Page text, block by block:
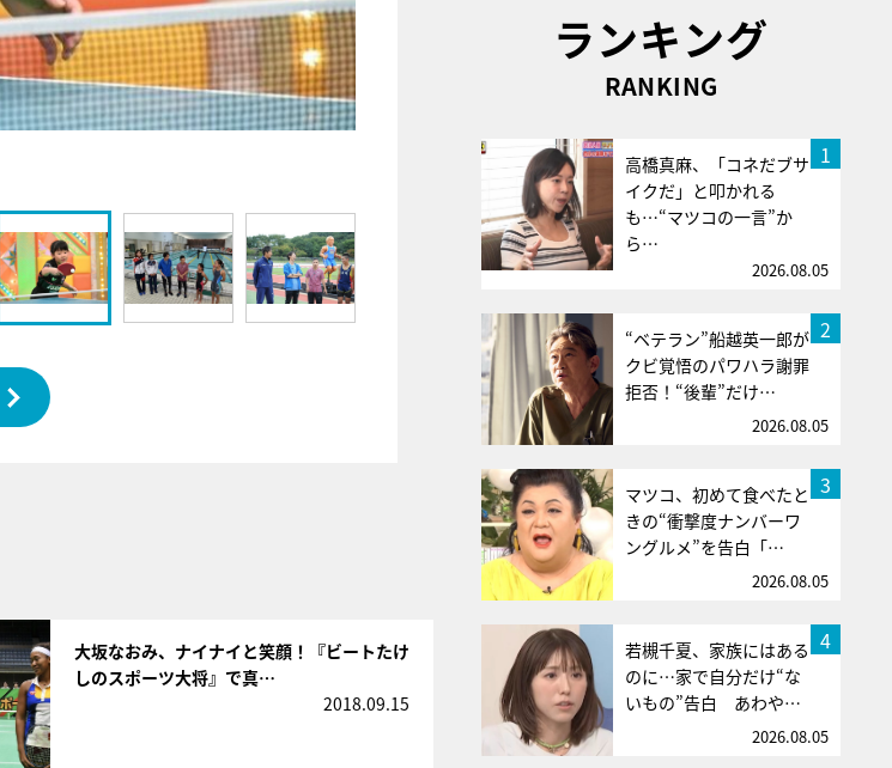
大坂なおみ、ナイナイと笑顔！『ビートたけ
しのスポーツ大将』で真…
2018.09.15
ランキング
RANKING
1
高橋真麻、「コネだブサ
イクだ」と叩かれる
も…“マツコの一言”か
ら…
2026.08.05
2
“ベテラン”船越英一郎が
クビ覚悟のパワハラ謝罪
拒否！“後輩”だけ…
2026.08.05
3
マツコ、初めて食べたと
きの“衝撃度ナンバーワ
ングルメ”を告白「…
2026.08.05
4
若槻千夏、家族にはある
のに…家で自分だけ“な
いもの”告白 あわや…
2026.08.05